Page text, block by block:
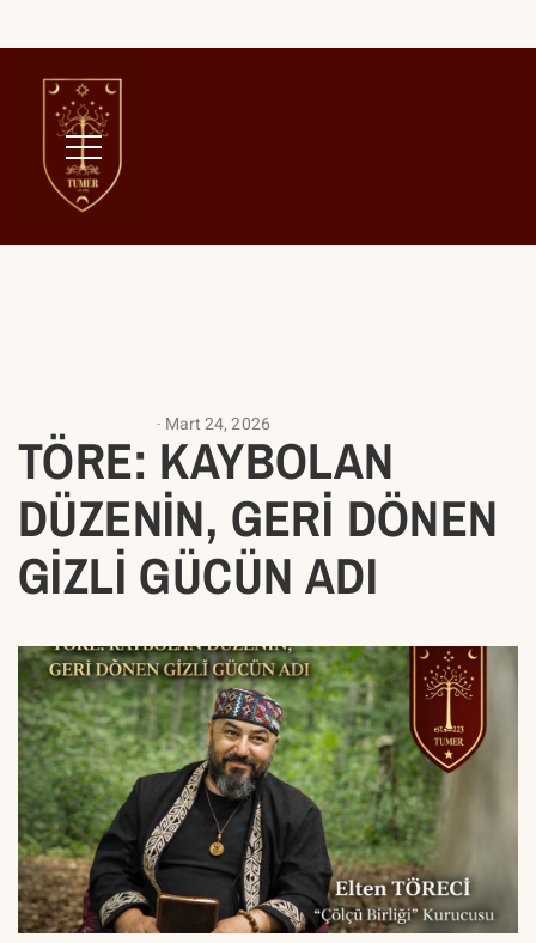
Mart 24, 2026
TÖRE: KAYBOLAN
DÜZENİN, GERİ DÖNEN
GİZLİ GÜCÜN ADI